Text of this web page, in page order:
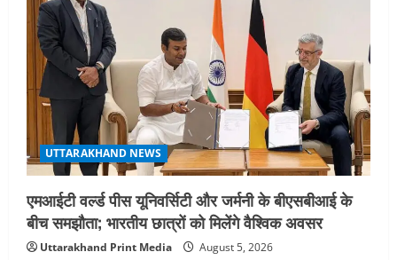
UTTARAKHAND NEWS
एमआईटी वर्ल्ड पीस यूनिवर्सिटी और जर्मनी के बीएसबीआई के
बीच समझौता; भारतीय छात्रों को मिलेंगे वैश्विक अवसर
Uttarakhand Print Media August 5, 2026